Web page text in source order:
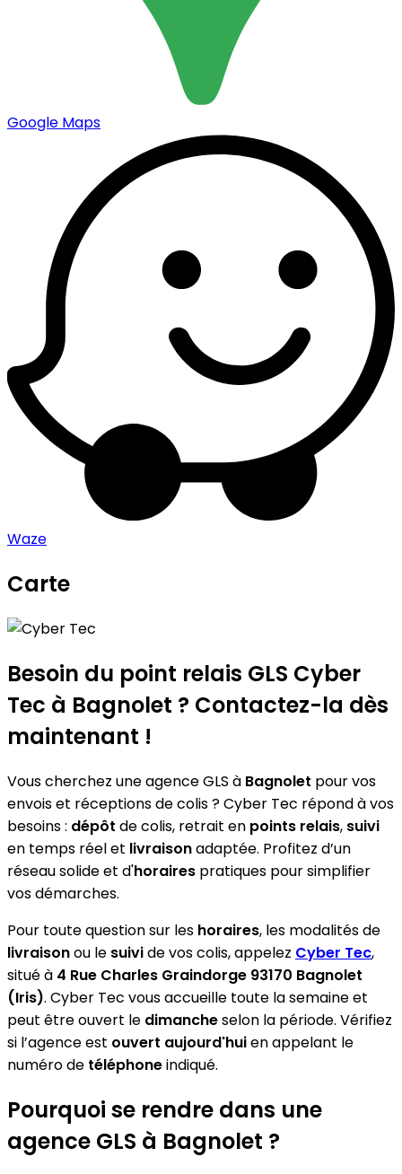
Google Maps
Waze
Carte
+
−
Besoin du point relais GLS Cyber
Tec à Bagnolet ? Contactez-la dès
maintenant !
Vous cherchez une agence GLS à Bagnolet pour vos
envois et réceptions de colis ? Cyber Tec répond à vos
besoins : dépôt de colis, retrait en points relais, suivi
en temps réel et livraisonadaptée. Profitez d’un
réseau solide et d'horaires pratiques pour simplifier
vos démarches.
Pour toute question sur les horaires, les modalités de
livraisonou le suivide vos colis, appelez Cyber Tec,
situé à 4 Rue Charles Graindorge 93170 Bagnolet
(Iris). Cyber Tec vous accueille toute la semaine et
peut être ouvert le dimancheselon la période. Vérifiez
si l’agence est ouvert aujourd'huien appelant le
numéro de téléphoneindiqué.
Pourquoi se rendre dans une
agence GLS à Bagnolet ?